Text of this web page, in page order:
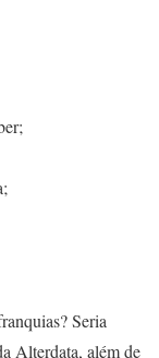
Seria
Alterdata, além de